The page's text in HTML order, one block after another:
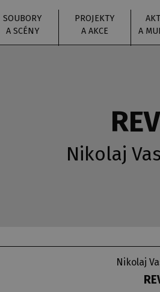
SOUBORY
A SCÉNY
PROJEKTY
A AKCE
A
Nikolaj
Nikolaj